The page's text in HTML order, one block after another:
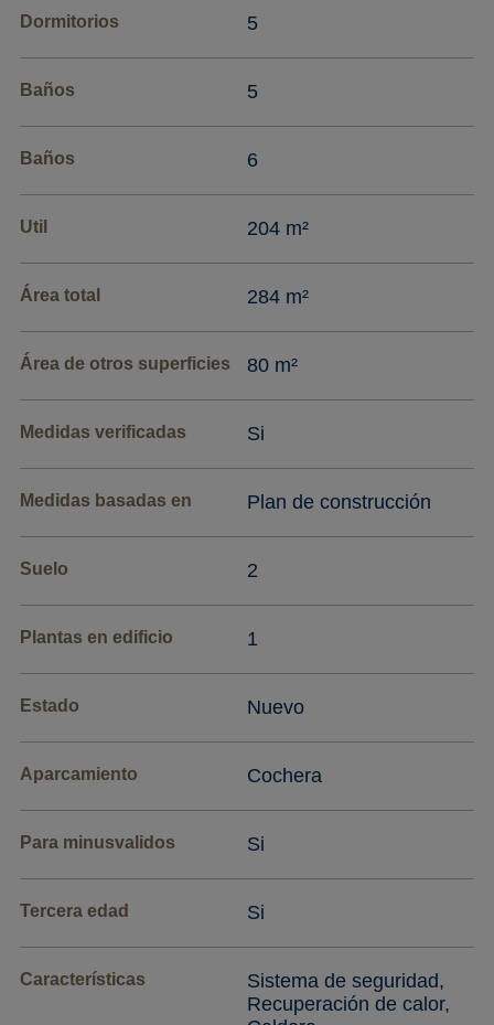
Dormitorios 5
Baños 5
Baños 6
Util 204 m²
Área total 284 m²
Área de otros superficies 80 m²
Medidas verificadas Si
Medidas basadas en Plan de construcción
Suelo 2
Plantas en edificio 1
Estado Nuevo
Aparcamiento Cochera
Para minusvalidos Si
Tercera edad Si
Características
Sistema de seguridad,
Recuperación de calor,